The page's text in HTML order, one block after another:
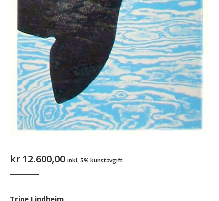
kr 12.600,00 inkl. 5% kunstavgift
Trine Lindheim